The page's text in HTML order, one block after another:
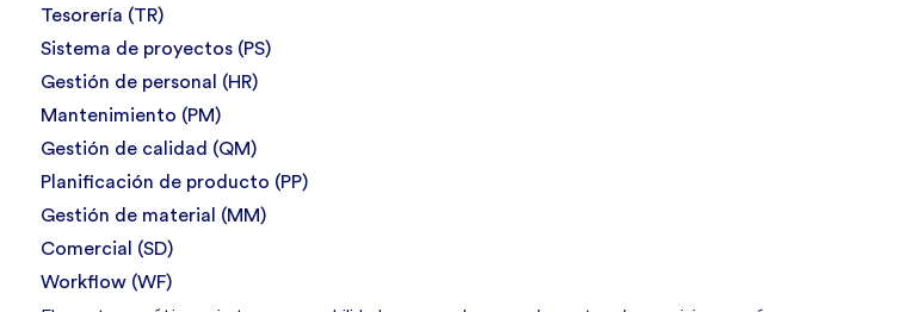
Tesorería (TR)
Sistema de proyectos (PS)
Gestión de personal (HR)
Mantenimiento (PM)
Gestión de calidad (QM)
Planificación de producto (PP)
Gestión de material (MM)
Comercial (SD)
Workflow (WF)